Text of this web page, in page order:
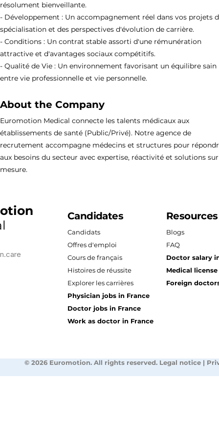
résolument bienveillante.
- Développement : Un accompagnement réel dans vos projets
spécialisation et des perspectives d'évolution de carrière.
- Conditions : Un contrat stable assorti d'une rémunération
attractive et d'avantages sociaux compétitifs.
- Qualité de Vie : Un environnement favorisant un équilibre sain
entre vie professionnelle et vie personnelle.
About the Company
Euromotion Medical connecte les talents médicaux aux
établissements de santé (Public/Privé). Notre agence de
recrutement accompagne médecins et structures pour
aux besoins du secteur avec expertise, réactivité et solutions sur
mesure.
Candidates
Candidats
Offres d'emploi
Cours de français
Histoires de réussite
Explorer les carrières
Physician jobs in France
Doctor jobs in France
Work as doctor in France
Resources
Blogs
FAQ
Doctor salary
Medical
Foreign
© 2026 Euromotion. All rights reserved. Legal notice |